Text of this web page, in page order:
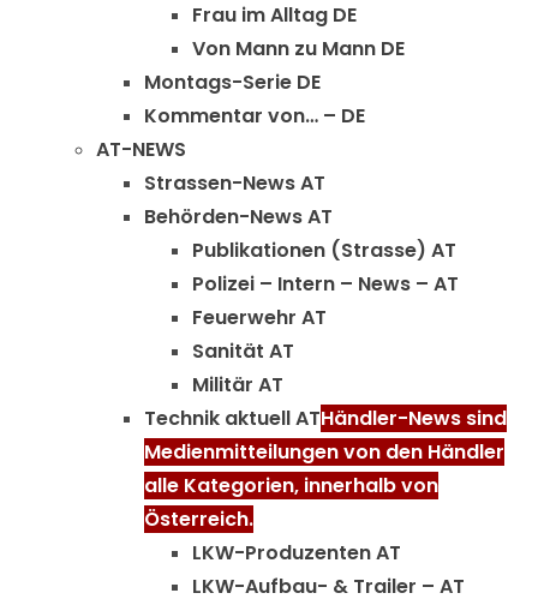
Frau im Alltag DE
Von Mann zu Mann DE
Montags-Serie DE
Kommentar von… – DE
AT-NEWS
Strassen-News AT
Behörden-News AT
Publikationen (Strasse) AT
Polizei – Intern – News – AT
Feuerwehr AT
Sanität AT
Militär AT
Technik aktuell ATHändler-News sind
Medienmitteilungen von den Händler
alle Kategorien, innerhalb von
Österreich.
LKW-Produzenten AT
LKW-Aufbau- & Trailer – AT